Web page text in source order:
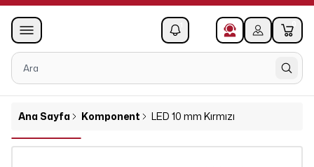
0
Ana Sayfa Komponent LED 10 mm Kırmızı